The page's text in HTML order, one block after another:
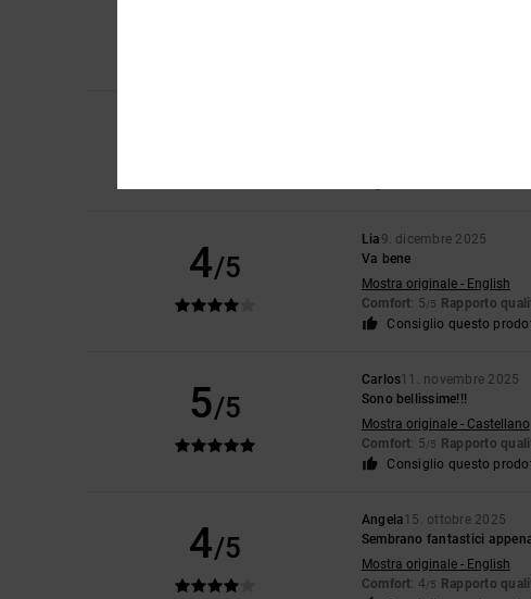
4/5
Lia 9. dicembre 2025
Va bene
Mostra originale - English
Comfort: 5/5 Rapporto
Consiglio questo
5/5
Carlos11. novembre 2025
Sono bellissime!!!
Mostra originale - Castellano
Comfort: 5/5 Rapporto
Consiglio questo
4/5
Angela15. ottobre 2025
Sembrano fantastici
Mostra originale - English
Comfort: 4/5 Rapporto